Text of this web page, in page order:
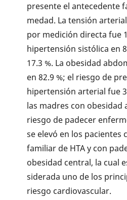
presente el antecedente
medad. La tensión
por medición directa fue
hipertensión sistólica en
17.3 %. La obesidad
en 82.9 %; el riesgo de
hipertensión arterial fue
las madres con obesidad
riesgo de padecer
se elevó en los pacientes
familiar de HTA y con
obesidad central, la cual
siderada uno de los
riesgo cardiovascular.